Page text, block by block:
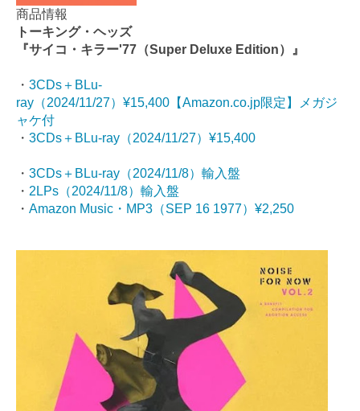
商品情報
トーキング・ヘッズ
『サイコ・キラー'77（Super Deluxe Edition）』
・ 3CDs＋BLu-
ray（2024/11/27）¥15,400【Amazon.co.jp限定】メガジ
ャケ付
・ 3CDs＋BLu-ray（2024/11/27）¥15,400
・ 3CDs＋BLu-ray（2024/11/8）輸入盤
・ 2LPs（2024/11/8）輸入盤
・ Amazon Music・MP3（SEP 16 1977）¥2,250